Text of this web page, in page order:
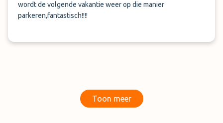
wordt de volgende vakantie weer op die manier
parkeren,fantastisch!!!!
Toon meer